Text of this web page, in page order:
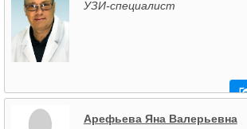
УЗИ-специалист
Арефьева Яна Валерьевна